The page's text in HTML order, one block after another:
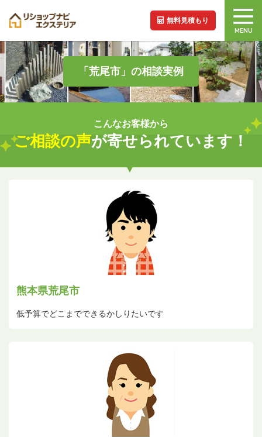
無料見積もり
MENU
「荒尾市」の相談実例
こんなお客様から
ご相談の声が寄せられています！
熊本県荒尾市
低予算でどこまでできるかしりたいです